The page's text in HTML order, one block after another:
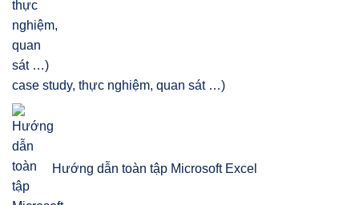
case study, thực nghiệm, quan sát …)
Hướng dẫn toàn tập Microsoft Excel